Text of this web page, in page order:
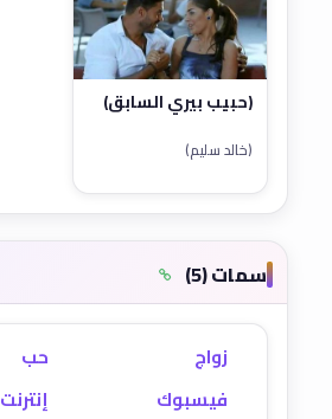
(حبيب بيري السابق)
(خالد سليم)
سمات (5)
زواج
حب
فيسبوك
إنترنت